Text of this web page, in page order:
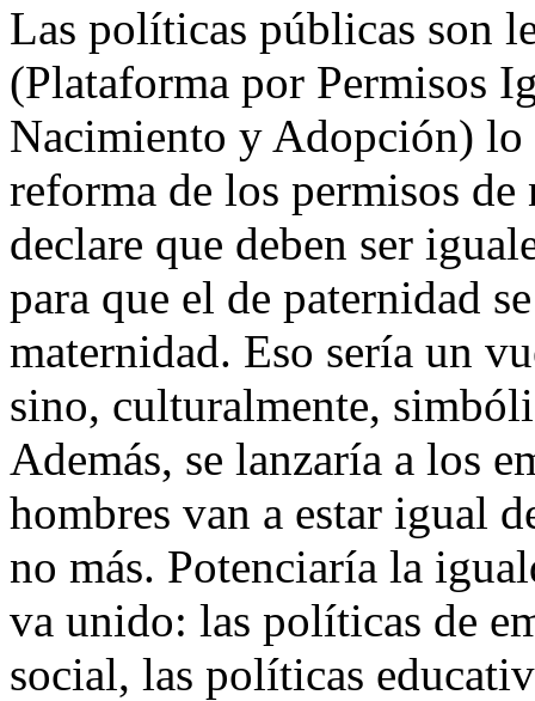
Las políticas públicas son
(Plataforma por Permisos
Nacimiento y Adopción) lo
reforma de los permisos
declare que deben ser
para que el de paternidad
maternidad. Eso sería un
sino, culturalmente,
Además, se lanzaría a los
hombres van a estar igual
no más. Potenciaría la
va unido: las políticas de
social, las políticas